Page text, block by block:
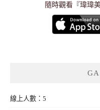
隨時觀看『瑋瑋
線上人數：5